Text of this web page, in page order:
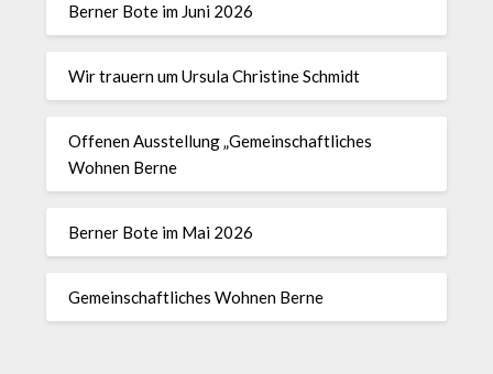
Berner Bote im Juni 2026
Wir trauern um Ursula Christine Schmidt
Offenen Ausstellung „Gemeinschaftliches
Wohnen Berne
Berner Bote im Mai 2026
Gemeinschaftliches Wohnen Berne